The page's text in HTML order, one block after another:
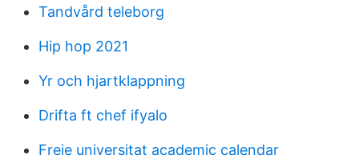
Tandvård teleborg
Hip hop 2021
Yr och hjartklappning
Drifta ft chef ifyalo
Freie universitat academic calendar